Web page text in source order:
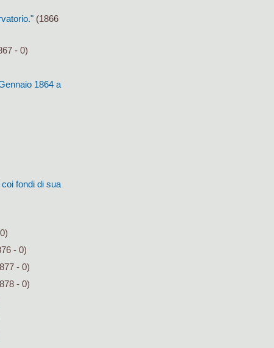
(1866
- 0)
1864 a
fondi di sua
- 0)
- 0)
- 0)